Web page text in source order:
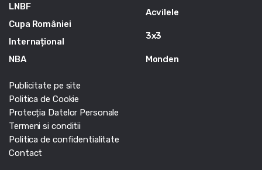
LNBF
Cupa României
Internațional
NBA
Acvilele
3x3
Monden
Publicitate pe site
Politica de Cookie
Protecția Datelor Personale
Termeni si conditii
Politica de confidentialitate
Contact